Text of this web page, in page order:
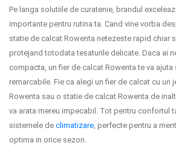
Pe langa solutiile de curatenie, brandul
importante pentru rutina ta. Cand vine vorba
statie de calcat Rowenta netezeste rapid chiar
protejand totodata tesaturile delicate. Daca ai
compacta, un fier de calcat Rowenta te va
remarcabile. Fie ca alegi un fier de calcat cu un
Rowenta sau o statie de calcat Rowenta de
va arata mereu impecabil. Tot pentru confortul
sistemele de climatizare, perfecte pentru a
optima in orice sezon.